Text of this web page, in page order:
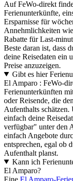
Auf FeWo-direkt
Ferienunterkünfte,
Ersparnisse für
Annehmlichkeiten
Rabatte für Last-
Beste daran ist, dass
deine Reisedaten ein
Preise anzuzeigen.
Gibt es hier
El Amparo : FeWo-
Ferienunterkünften
oder Reisende, die
Aufenthalts
einfach deine
verfügbar" unter den
einfach Angebote
entsprechen, egal ob
Aufenthalt planst.
Kann ich
El Amparo?
Eine El Amparo-